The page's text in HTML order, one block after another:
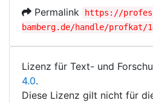
Permalink
https://
bamberg.de/handle/profkat/
Lizenz für Text- und
4.0.
Diese Lizenz gilt nicht für